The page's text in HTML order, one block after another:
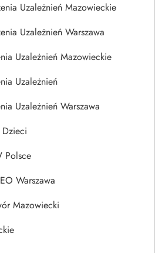
Uzależnień Mazowieckie
Uzależnień Warszawa
Uzależnień Mazowieckie
Uzależnień
Uzależnień Warszawa
Polsce
Warszawa
Mazowiecki